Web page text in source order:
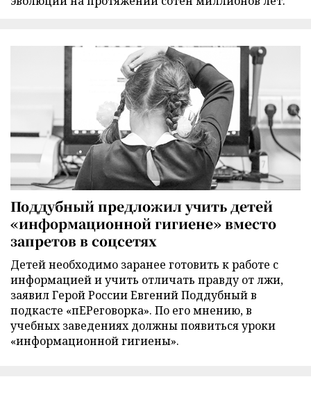
Поддубный предложил учить детей
«информационной гигиене» вместо
запретов в соцсетях
Детей необходимо заранее готовить к работе с
информацией и учить отличать правду от лжи,
заявил Герой России Евгений Поддубный в
подкасте «пЕРеговорка». По его мнению, в
учебных заведениях должны появиться уроки
«информационной гигиены».